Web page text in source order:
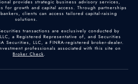
provides strategic business advisory services,
for growth and capital access. Through partnerships
clients can access tailored capital-raising
solutions.
transactions are exclusively conducted by
a Registered Representative of, and Securities
Securities, LLC, a FINRA-registered broker-dealer.
professionals associated with this site on
Broker Check.